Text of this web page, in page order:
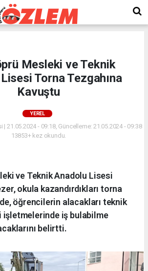
Mesleki ve Teknik
Torna Tezgahına
Kavuştu
YEREL
21.05.2024 - 09:18, Güncelleme: 21.05.2024 - 09:38
13853+ kez okundu.
ve Teknik Anadolu Lisesi
okula kazandırdıkları torna
öğrencilerin alacakları teknik
işletmelerinde iş bulabilme
belirtti.